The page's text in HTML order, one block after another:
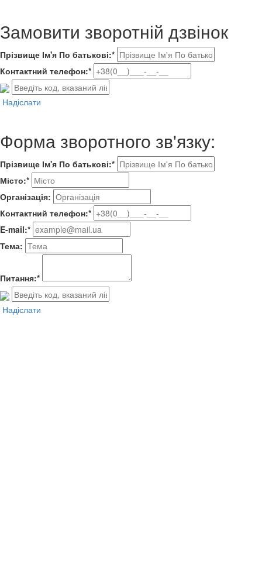
Замовити зворотній дзвінок
Прізвище Ім'я По батькові:*
Контактний телефон:*
Надіслати
Форма зворотного зв'язку:
Прізвище Ім'я По батькові:*
Місто:*
Організація:
Контактний телефон:*
E-mail:*
Тема:
Питання:*
Надіслати